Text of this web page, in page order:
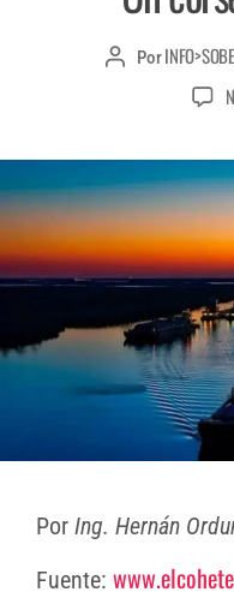
Por
Por Ing. Hernán
Fuente: